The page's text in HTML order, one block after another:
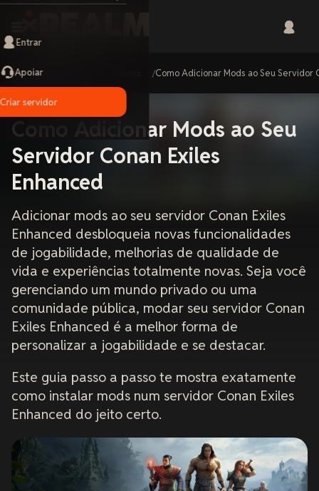
Entrar
Apoiar
Criar servidor
Como Adicionar Mods ao Seu Servidor
Como Adicionar Mods ao Seu
Servidor Conan Exiles
Enhanced
Adicionar mods ao seu servidor Conan Exiles
Enhanced desbloqueia novas funcionalidades
de jogabilidade, melhorias de qualidade de
vida e experiências totalmente novas. Seja você
gerenciando um mundo privado ou uma
comunidade pública, modar seu servidor Conan
Exiles Enhanced é a melhor forma de
personalizar a jogabilidade e se destacar.
Este guia passo a passo te mostra exatamente
como instalar mods num servidor Conan Exiles
Enhanced do jeito certo.